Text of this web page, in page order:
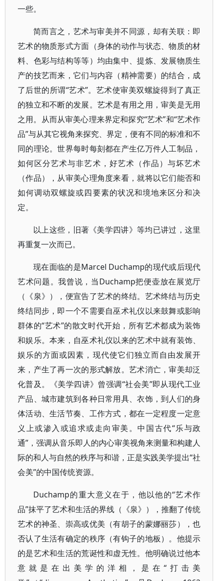
一些。
简而言之，艺术与审美并不同源，却有关联：即
艺术的物质形式方面（身体的动作与状态、物质的材
料、色彩与结构等等）均由集中、提炼、发展物质生
产的技艺而来，它们与内容（精神需要）的结合，成
了后世的所谓“艺术”。艺术使审美双螺旋得到了真正
的独立和不断的发展。艺术是有用之用，审美是无用
之用。从而从审美心理来界定和探究“艺术”和“艺术作
品”与从其它视角来探究、界定，便有不同的标准和不
同的理论。世界每时每刻都在产生亿万件人工制品，
如何区分艺术与非艺术，好艺术（作品）与坏艺术
（作品），从审美心理角度来看，就将以它们能否和
如何调动双螺旋或四要素的状况和境地来区分和决
定。
以上这些，旧著《美学四讲》等均已讲过，这里
再重复一次而已。
现在面临的是Marcel Duchamp的现代或后现代
艺术问题。我曾说，当Duchamp把便壶放在展览厅
（《泉》），便宣告了艺术的终结。艺术终结与历史
终结同步，即一个不需要自巫术礼仪以来鼓舞或影响
群体的“艺术”的散文时代开始，所有艺术都成为装饰
和娱乐。本来，自巫术礼仪以来的艺术中就有装饰、
娱乐的方面或因素，现代使它们独立而自由发展开
来，产生了再一次的形式解放。艺术消亡，审美却泛
化普及。《美学四讲》曾强调“社会美”即从现代工业
产品、城市建筑到各种日常用具、衣饰，到人们的身
体活动、生活节奏、工作方式，都在一定程度一定意
义上或渗入或追求或走向审美。中国古代“乐与政
通”，强调从音乐即人的内心审美视角来测量和构建人
际的和人与自然的秩序与和谐，正是实践美学提出“社
会美”的中国传统资源。
Duchamp的重大意义在于，他以他的“艺术作
品”抹平了艺术和生活的界线（《泉》），推翻了传统
艺术的神圣、崇高或优美（有胡子的蒙娜丽莎），也
否认了生活有确定的秩序（有钩子的地板）。他提示
的是艺术和生活的荒诞性和虚无性。他明确说过他本
意就是在出美学的洋相，是在“打击美